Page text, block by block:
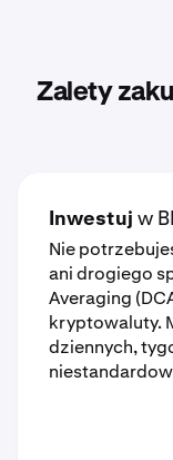
Zalety
Inwestuj w
Nie
ani drogiego
Averaging
kryptowaluty.
dziennych,